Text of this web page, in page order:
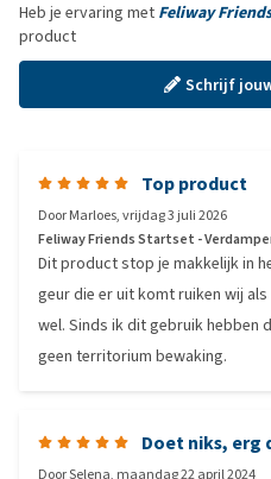
Heb je ervaring met Feliway Friends
product
Schrijf
Top product
DoorMarloes,vrijdag 3 juli 2026
Feliway Friends Startset -
Dit product stop je makkelijk in
geur die er uit komt ruiken wij
wel. Sinds ik dit gebruik hebben
geen territorium bewaking.
Doet niks, erg
DoorSelena, maandag 22 april 2024